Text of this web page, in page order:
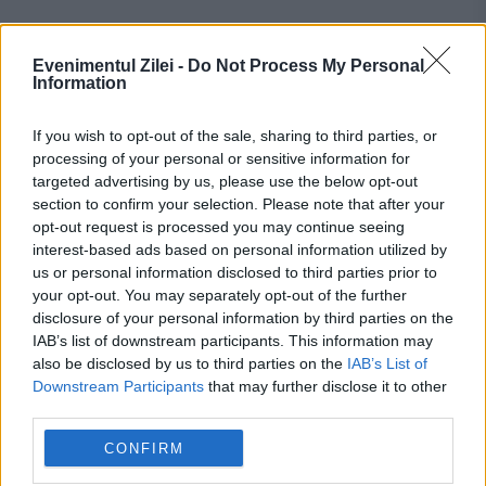
Evenimentul Zilei - Do Not Process My Personal
Information
If you wish to opt-out of the sale, sharing to third parties, or
processing of your personal or sensitive information for
targeted advertising by us, please use the below opt-out
section to confirm your selection. Please note that after your
opt-out request is processed you may continue seeing
interest-based ads based on personal information utilized by
us or personal information disclosed to third parties prior to
your opt-out. You may separately opt-out of the further
disclosure of your personal information by third parties on the
IAB’s list of downstream participants. This information may
also be disclosed by us to third parties on the IAB’s List of
Downstream Participants that may further disclose it to other
CONFIRM
Şi în Bucureşti regimul termic va avea valori
apropiate de cele normale pentru această
perioadă. Îndeosebi în prima jumătate a
intervalului vor fi perioade cu fenomene de
instabilitate atmosferică (averse, descărcări
electrice şi intensificări de scurtă durată ale
vântului).
Românii care au muncit peste 25 de ani
pot primi mai mulți bani la pensie. Cum
funcționează calculul ascuns în puncte
România, în pericol de blackout? Expert